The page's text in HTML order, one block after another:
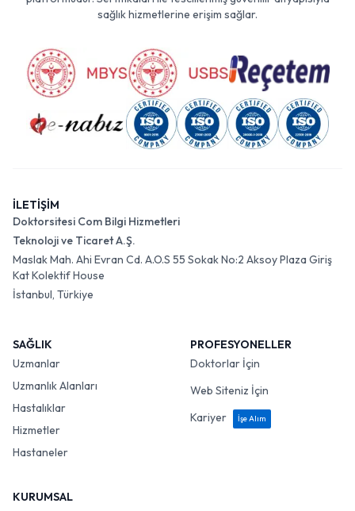
sağlık hizmetlerine erişim sağlar.
İLETİŞİM
Doktorsitesi Com Bilgi Hizmetleri
Teknoloji ve Ticaret A.Ş.
Maslak Mah. Ahi Evran Cd. A.O.S 55 Sokak No:2 Aksoy Plaza Giriş
Kat Kolektif House
İstanbul, Türkiye
SAĞLIK
Uzmanlar
Uzmanlık Alanları
Hastalıklar
Hizmetler
Hastaneler
PROFESYONELLER
Doktorlar İçin
Web Siteniz İçin
Kariyer
İşe Alım
KURUMSAL